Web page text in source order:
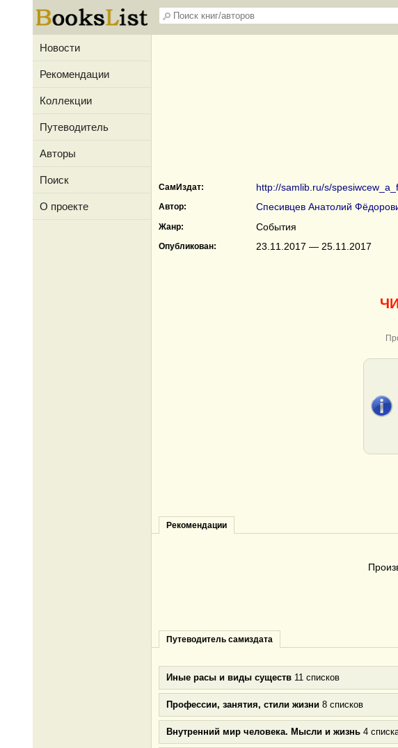
Новости
Рекомендации
Коллекции
Путеводитель
Авторы
Поиск
О проекте
СамИздат: http://samlib.ru/s/
Автор: Спесивцев Анатолий
Жанр:
События
Опубликован: 23.11.2017 — 25.11.2017
Рекомендации
Путеводитель самиздата
Иные расы и виды существ 11 списков
Профессии, занятия, стили жизни 8 списков
Внутренний мир человека. Мысли и жизнь 4